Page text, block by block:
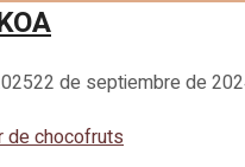
22 de septiembre de